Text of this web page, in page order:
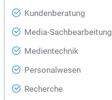
Kundenberatung
Media-Sachbearbeitung
Medientechnik
Personalwesen
Recherche